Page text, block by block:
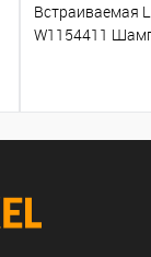
Встраиваемая
W1154411